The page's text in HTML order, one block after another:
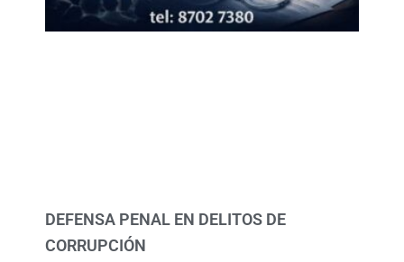
DEFENSA PENAL EN DELITOS DE
CORRUPCIÓN